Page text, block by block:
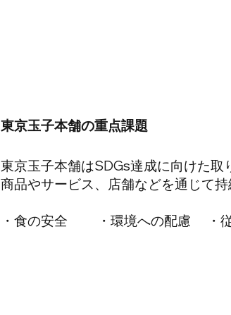
東京玉子本舗の重点課題
東京玉子本舗はSDGs達成に向けた取
商品やサービス、店舗などを通じて
・食の安全 ・環境への配慮 ・従